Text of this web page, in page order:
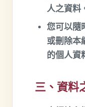
人之資料
您可以隨
或刪除本
的個人資
三、資料